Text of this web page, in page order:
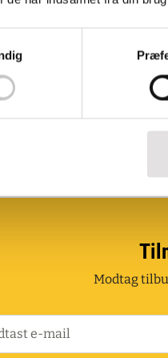
erhvervskunder
Vi kommer gerne
Modtag
e-mail